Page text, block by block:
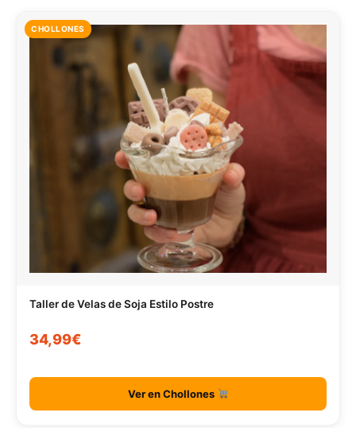
CHOLLONES
Taller de Velas de Soja Estilo Postre
34,99€
Ver en Chollones